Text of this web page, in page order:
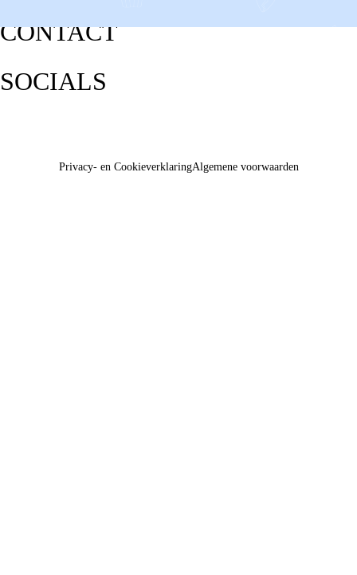
CONTACT
SOCIALS
Privacy- en CookieverklaringAlgemene voorwaarden